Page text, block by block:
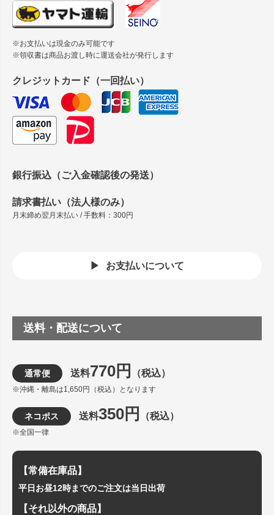
※お支払いは現金のみ可能です
※領収書は商品お渡し時に運送会社が発行します
クレジットカード（一回払い）
銀行振込（ご入金確認後の発送）
請求書払い（法人様のみ）
月末締め翌月末払い / 手数料：300円
お支払いについて
送料・配送について
通常便 送料770円 （税込）
※沖縄・離島は1,650円（税込）となります
ネコポス 送料350円 （税込）
※全国一律
【常備在庫品】
平日お昼12時までのご注文は当日出荷
【それ以外の商品】